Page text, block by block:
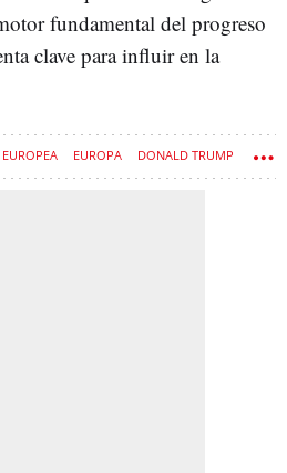
fundamental del progreso
clave para influir en la
EUROPA DONALD TRUMP